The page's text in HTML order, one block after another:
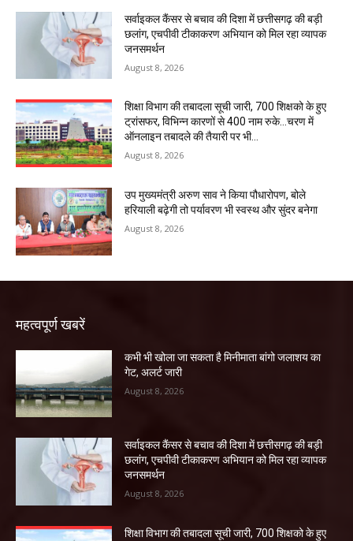
सर्वाइकल कैंसर से बचाव की दिशा में छत्तीसगढ़ की बड़ी
छलांग, एचपीवी टीकाकरण अभियान को मिल रहा व्यापक
जनसमर्थन
August 8, 2026
शिक्षा विभाग की तबादला सूची जारी, 700 शिक्षको के हुए
ट्रांसफर, विभिन्न कारणों से 400 नाम रुके…चरण में
ऑनलाइन तबादले की तैयारी पर भी...
August 8, 2026
उप मुख्यमंत्री अरुण साव ने किया पौधारोपण, बोले
हरियाली बढ़ेगी तो पर्यावरण भी स्वस्थ और सुंदर बनेगा
August 8, 2026
महत्वपूर्ण खबरें
कभी भी खोला जा सकता है मिनीमाता बांगो जलाशय का
गेट, अलर्ट जारी
August 8, 2026
सर्वाइकल कैंसर से बचाव की दिशा में छत्तीसगढ़ की बड़ी
छलांग, एचपीवी टीकाकरण अभियान को मिल रहा व्यापक
जनसमर्थन
August 8, 2026
शिक्षा विभाग की तबादला सूची जारी, 700 शिक्षको के हुए